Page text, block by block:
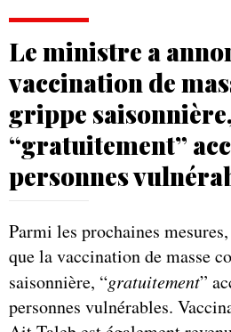
Le ministre a
vaccination de
grippe
“gratuitement”
personnes
Parmi les prochaines
que la vaccination de masse
saisonnière, “gratuitement”
personnes vulnérables.